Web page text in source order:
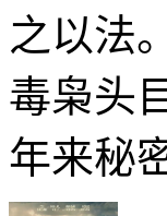
之以法
毒枭头
年来秘